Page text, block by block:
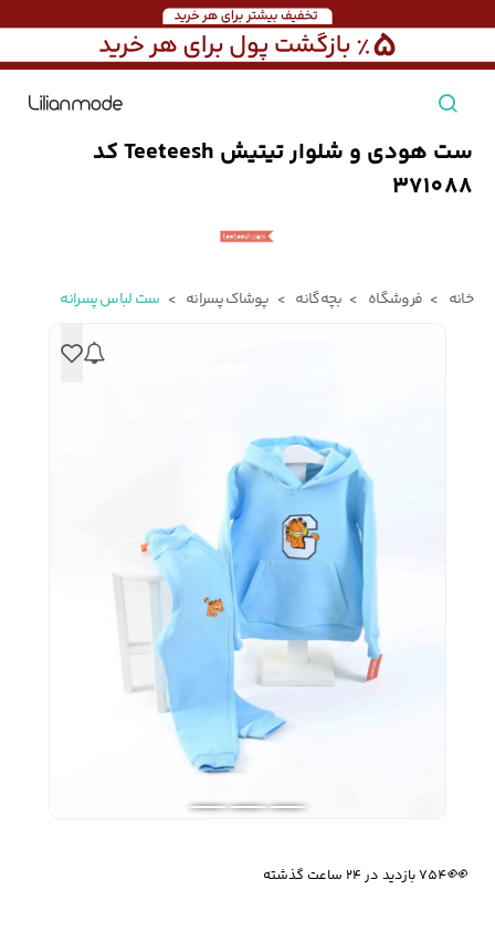
زنانه
خانه و آشپزخانه
مشاهده همه محصولات
جوراب مردانه
ژاکت و پلیور مردانه
شلوار پارچه ای
مردانه
ست هودی و شلوار تیتیش Teeteesh کد
371088
خانه فروشگاه بچه‌گانه پوشاک پسرانه ست لباس پسرانه
🔥7 فروش در هفته گذشته